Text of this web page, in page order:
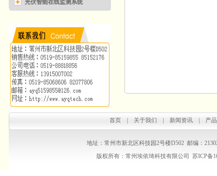
光伏智能在线监测系统
首页 关于我们 新闻资讯 产
地址：常州市新北区科技园2号楼D502 邮编：
版权所有：常州埃依琦科技有限公司苏ICP备